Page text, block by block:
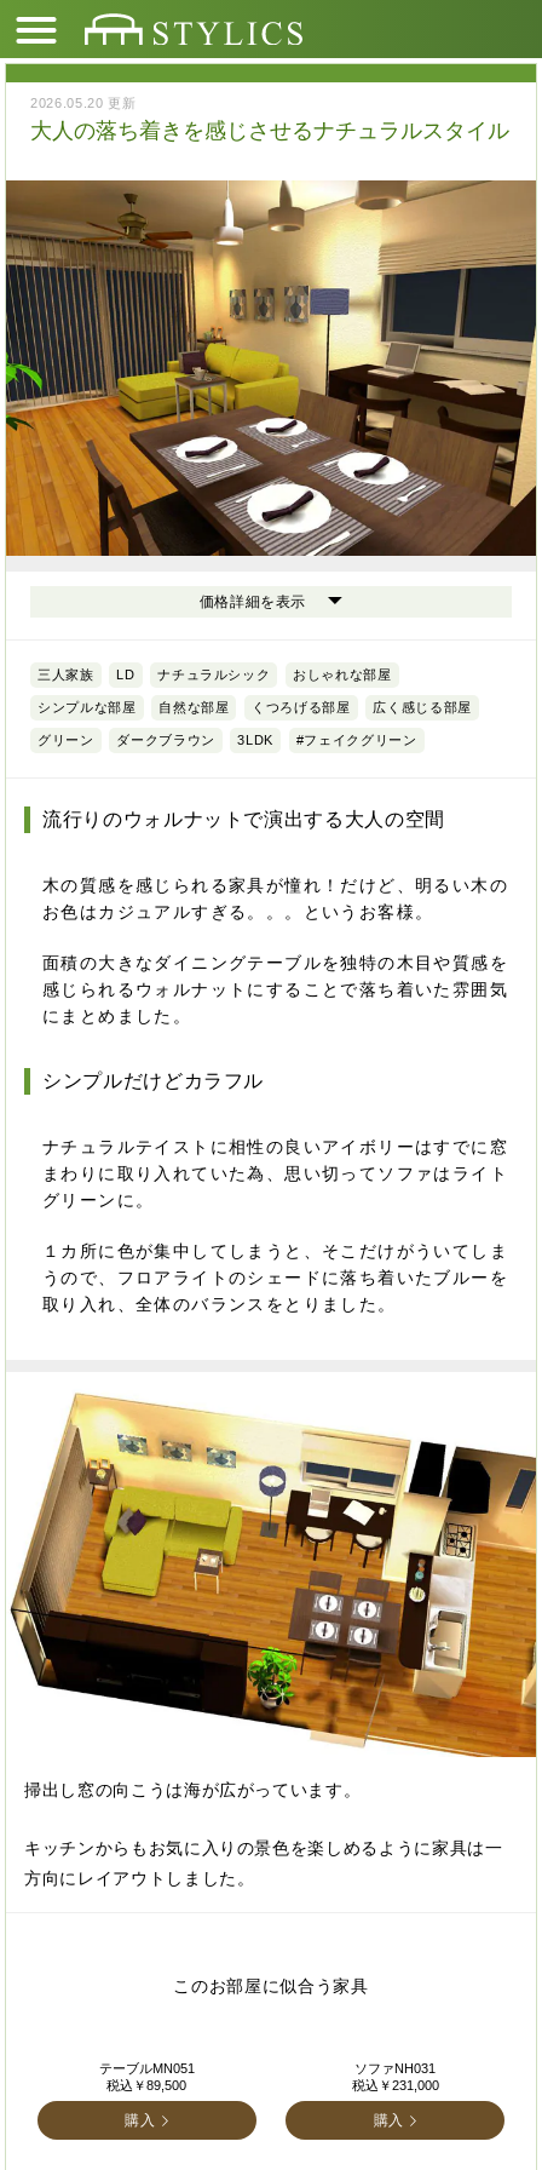
2026.05.20 更新
大人の落ち着きを感じさせるナチュラルスタイル
価格詳細を表示
三人家族 LD ナチュラルシック おしゃれな部屋
シンプルな部屋 自然な部屋 くつろげる部屋 広く感じる部屋
グリーン ダークブラウン 3LDK #フェイクグリーン
流行りのウォルナットで演出する大人の空間
木の質感を感じられる家具が憧れ！だけど、明るい木の
お色はカジュアルすぎる。。。というお客様。
面積の大きなダイニングテーブルを独特の木目や質感を
感じられるウォルナットにすることで落ち着いた雰囲気
にまとめました。
シンプルだけどカラフル
ナチュラルテイストに相性の良いアイボリーはすでに窓
まわりに取り入れていた為、思い切ってソファはライト
グリーンに。
１カ所に色が集中してしまうと、そこだけがういてしま
うので、フロアライトのシェードに落ち着いたブルーを
取り入れ、全体のバランスをとりました。
掃出し窓の向こうは海が広がっています。
キッチンからもお気に入りの景色を楽しめるように家具は一
方向にレイアウトしました。
このお部屋に似合う家具
テーブルMN051
税込￥89,500
購入
ソファNH031
税込￥231,000
購入